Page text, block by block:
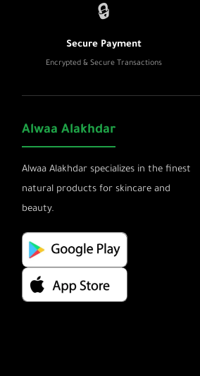
🔒
Secure Payment
Encrypted & Secure Transactions
Alwaa Alakhdar
Alwaa Alakhdar specializes in the finest
natural products for skincare and
beauty.